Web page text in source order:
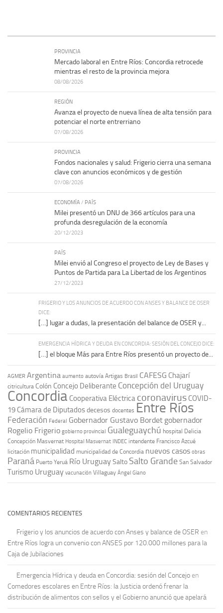
PROVINCIA
Mercado laboral en Entre Ríos: Concordia retrocede
mientras el resto de la provincia mejora
08/08/2026
REGIÓN
Avanza el proyecto de nueva línea de alta tensión para
potenciar el norte entrerriano
07/08/2026
PROVINCIA
Fondos nacionales y salud: Frigerio cierra una semana
clave con anuncios económicos y de gestión
07/08/2026
ECONOMÍA / PAÍS
Milei presentó un DNU de 366 artículos para una
profunda desregulación de la economía
20/12/2023
PAÍS
Milei envió al Congreso el proyecto de Ley de Bases y
Puntos de Partida para La Libertad de los Argentinos
27/12/2023
FRIGERIO Y LOS ANUNCIOS DE ACUERDO CON ANSES Y BALANCE DE OSER
DICE:
[…] lugar a dudas, la presentación del balance de OSER y...
EMERGENCIA HÍDRICA Y DEUDA EN CONCORDIA: SESIÓN DEL CONCEJO DICE:
[…] el bloque Más para Entre Ríos presentó un proyecto de...
AGMER Argentina aumento autovía Artigas Brasil CAFESG Chajarí
citricultura Colón Concejo Deliberante Concepción del Uruguay
Concordia Cooperativa Eléctrica coronavirus COVID-
19 Cámara de Diputadosdecesos docentes Entre Ríos
Federación Federal Gobernador Gustavo Bordet gobernador
Rogelio Frigerio gobierno provincial Gualeguaychú hospital Delicia
Concepción Masvernat Hospital Masvernat INDEC intendente Francisco Azcué
licitación municipalidad municipalidad de Concordia nuevos casos obras
Paraná Puerto Yeruá Río UruguaySalto Salto Grande San Salvador
Turismo Uruguay vacunación Villaguay Ángel Giano
COMENTARIOS RECIENTES
Frigerio y los anuncios de acuerdo con Anses y balance de OSER en
Entre Ríos logra un convenio con ANSES por 120.000 millones para la
Caja de Jubilaciones
Emergencia Hídrica y deuda en Concordia: sesión del Concejo en
Comedores escolares en Entre Ríos: la Justicia ordenó frenar la
distribución de alimentos con sellos y el Gobierno anunció que apelará